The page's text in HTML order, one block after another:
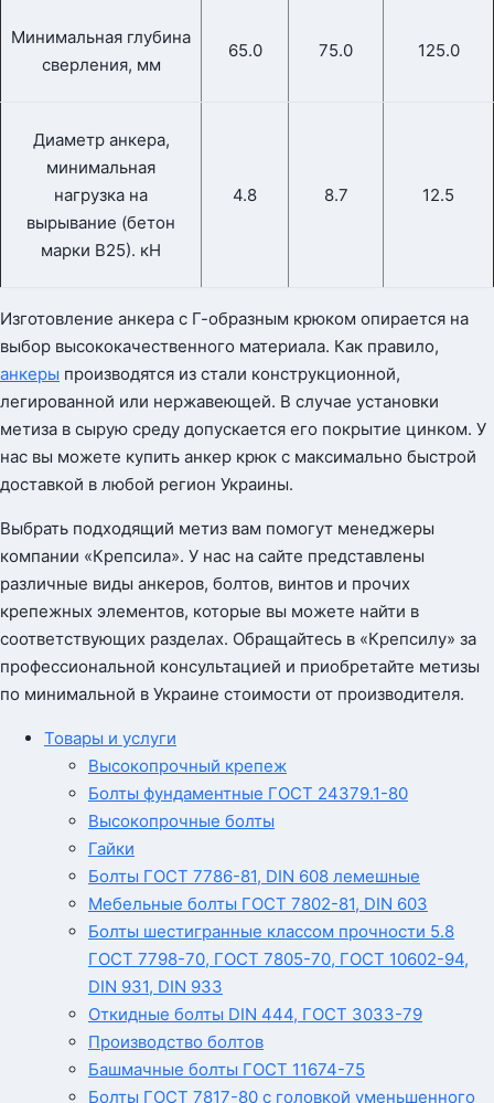
Минимальная глубина
сверления, мм
65.0 75.0 125.0
Диаметр анкера,
минимальная
нагрузка на
вырывание (бетон
марки В25). кН
4.8 8.7 12.5
Изготовление анкера с Г-образным крюком опирается на
выбор высококачественного материала. Как правило,
анкеры производятся из стали конструкционной,
легированной или нержавеющей. В случае установки
метиза в сырую среду допускается его покрытие цинком. У
нас вы можете купить анкер крюк с максимально быстрой
доставкой в любой регион Украины.
Выбрать подходящий метиз вам помогут менеджеры
компании «Крепсила». У нас на сайте представлены
различные виды анкеров, болтов, винтов и прочих
крепежных элементов, которые вы можете найти в
соответствующих разделах. Обращайтесь в «Крепсилу» за
профессиональной консультацией и приобретайте метизы
по минимальной в Украине стоимости от производителя.
Товары и услуги
Высокопрочный крепеж
Болты фундаментные ГОСТ 24379.1-80
Высокопрочные болты
Гайки
Болты ГОСТ 7786-81, DIN 608 лемешные
Мебельные болты ГОСТ 7802-81, DIN 603
Болты шестигранные классом прочности 5.8
ГОСТ 7798-70, ГОСТ 7805-70, ГОСТ 10602-94,
DIN 931, DIN 933
Откидные болты DIN 444, ГОСТ 3033-79
Производство болтов
Башмачные болты ГОСТ 11674-75
Болты ГОСТ 7817-80 с головкой уменьшенного